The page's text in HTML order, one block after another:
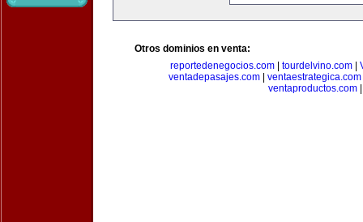
Otros dominios en venta:
reportedenegocios.com| tourdelvino.com|
ventadepasajes.com
ventaestrategica.com
ventaproductos.com